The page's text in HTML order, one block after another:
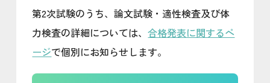
第2次試験のうち、論文試験・適性検査及び体
力検査の詳細については、合格発表に関するペ
ージで個別にお知らせします。